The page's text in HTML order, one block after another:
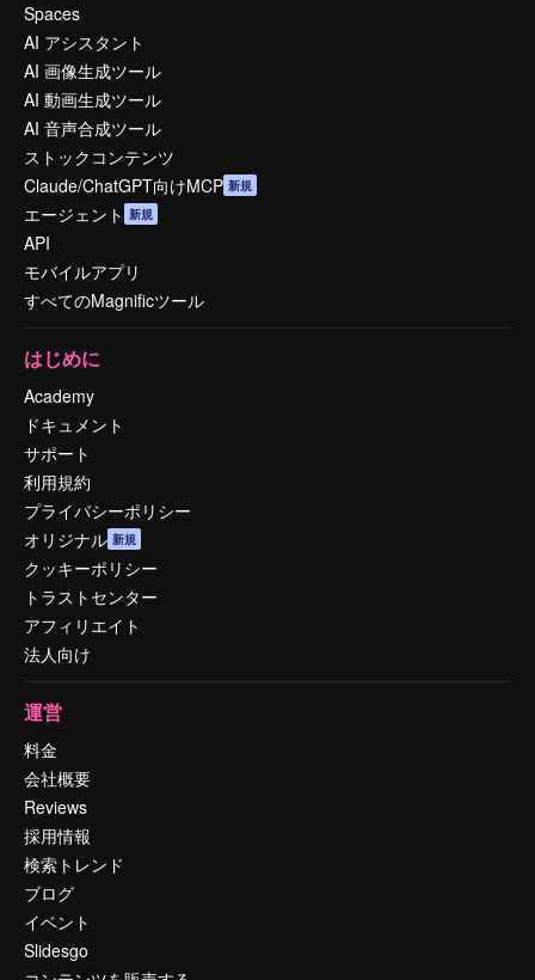
Spaces
AI アシスタント
AI 画像生成ツール
AI 動画生成ツール
AI 音声合成ツール
ストックコンテンツ
Claude/ChatGPT向けMCP 新規
エージェント 新規
API
モバイルアプリ
すべてのMagnificツール
はじめに
Academy
ドキュメント
サポート
利用規約
プライバシーポリシー
オリジナル 新規
クッキーポリシー
トラストセンター
アフィリエイト
法人向け
運営
料金
会社概要
Reviews
採用情報
検索トレンド
ブログ
イベント
Slidesgo